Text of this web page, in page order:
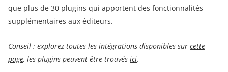
que plus de 30 plugins qui apportent des fonctionnalités
supplémentaires aux éditeurs.
Conseil : explorez toutes les intégrations disponibles sur cette
page, les plugins peuvent être trouvés ici.